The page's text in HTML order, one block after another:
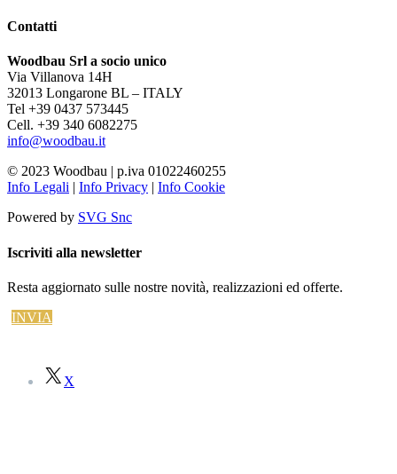
Contatti
Woodbau Srl a socio unico
Via Villanova 14H
32013 Longarone BL – ITALY
Tel +39 0437 573445
Cell. +39 340 6082275
info@woodbau.it
© 2023 Woodbau | p.iva 01022460255
Info Legali | Info Privacy | Info Cookie
Powered by SVG Snc
Iscriviti alla newsletter
Resta aggiornato sulle nostre novità, realizzazioni ed offerte.
INVIA
X